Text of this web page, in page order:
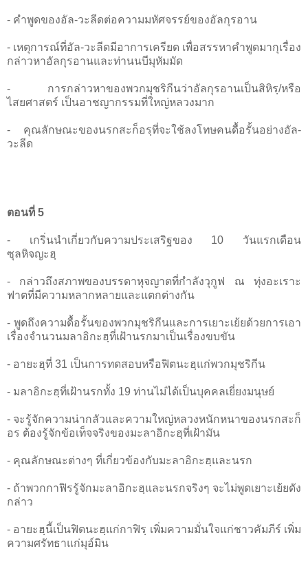
- คำพูดของอัล-วะลีดต่อความมหัศจรรย์ของอัลกุรอาน
- เหตุการณ์ที่อัล-วะลีดมีอาการเครียด เพื่อสรรหาคำพูดมากุเรื่อง
กล่าวหาอัลกุรอานและท่านนบีมุหัมมัด
- การกล่าวหาของพวกมุชริกีนว่าอัลกุรอานเป็นสิหิรฺ/หรือ
ไสยศาสตร์ เป็นอาชญากรรมที่ใหญ่หลวงมาก
- คุณลักษณะของนรกสะก็อรฺที่จะใช้ลงโทษคนดื้อรั้นอย่างอัล-
วะลีด
ตอนที่ 5
- เกริ่นนำเกี่ยวกับความประเสริฐของ 10 วันแรกเดือน
ซุลหิจญะฮฺ
- กล่าวถึงสภาพของบรรดาหุจญาตที่กำลังวุกูฟ ณ ทุ่งอะเราะ
ฟาตที่มีความหลากหลายและแตกต่างกัน
- พูดถึงความดื้อรั้นของพวกมุชริกีนและการเยาะเย้ยด้วยการเอา
เรื่องจำนวนมลาอิกะฮฺที่เฝ้านรกมาเป็นเรื่องขบขัน
- อายะฮฺที่ 31 เป็นการทดสอบหรือฟิตนะฮฺแก่พวกมุชริกีน
- มลาอิกะฮฺที่เฝ้านรกทั้ง 19 ท่านไม่ได้เป็นบุคคลเยี่ยงมนุษย์
- จะรู้จักความน่ากลัวและความใหญ่หลวงหนักหนาของนรกสะก็
อร ต้องรู้จักข้อเท็จจริงของมะลาอิกะฮฺที่เฝ้ามัน
- คุณลักษณะต่างๆ ที่เกี่ยวข้องกับมะลาอิกะฮฺและนรก
- ถ้าพวกกาฟิรรู้จักมะลาอิกะฮฺและนรกจริงๆ จะไม่พูดเยาะเย้ยดัง
กล่าว
- อายะฮฺนี้เป็นฟิตนะฮฺแก่กาฟิรฺ เพิ่มความมั่นใจแก่ชาวคัมภีร์ เพิ่ม
ความศรัทธาแก่มุอ์มิน